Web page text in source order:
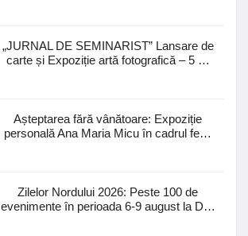
„JURNAL DE SEMINARIST” Lansare de
carte și Expoziție artă fotografică – 5 …
Așteptarea fără vânătoare: Expoziție
personală Ana Maria Micu în cadrul fe…
Zilelor Nordului 2026: Peste 100 de
evenimente în perioada 6-9 august la D…